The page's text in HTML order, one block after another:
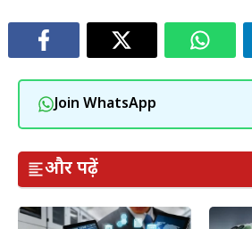
Join WhatsApp
और पढ़ें